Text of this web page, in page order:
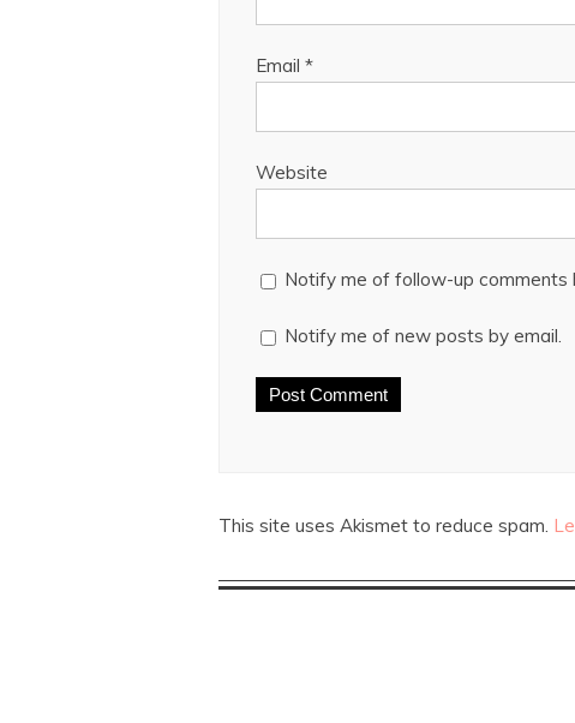
Email *
Website
Notify me of follow-up comments
Notify me of new posts by email.
This site uses Akismet to reduce spam.